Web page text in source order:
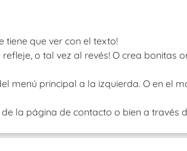
tiene que ver con el texto!
o tal vez al revés! O crea bonitas
menú principal a la izquierda. O en el
la página de contacto o bien a través